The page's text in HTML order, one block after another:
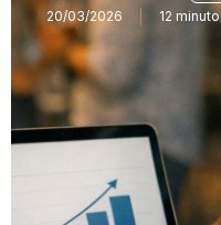
20/03/2026 12